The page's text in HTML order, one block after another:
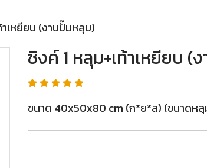
าเหยียบ (งานปั๊มหลุม)
ซิงค์ 1 หลุม+เท้าเหยียบ (
ขนาด 40x50x80 cm (ก*ย*ส) (ขนาดห